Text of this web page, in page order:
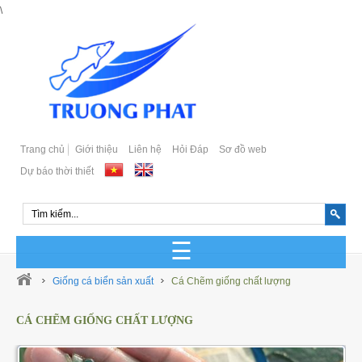
\
Trang chủ Giới thiệu Liên hệ Hỏi Đáp
Sơ đồ web
Dự báo thời thiết
GIỐNG CÁ BIỂN SẢN XUẤT
GIỐNG CÁ BIỂN TỰ NHIÊN
GIỐNG CÁ MÚ SẢN XUẤT
Giống cá biển sản xuất Cá Chẽm giống chất lượng
CÁ CHẼM GIỐNG CHẤT LƯỢNG